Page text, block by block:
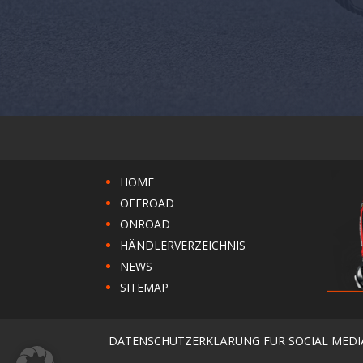
HOME
OFFROAD
ONROAD
HÄNDLERVERZEICHNIS
NEWS
SITEMAP
DATENSCHUTZERKLÄRUNG FÜR SOCIAL